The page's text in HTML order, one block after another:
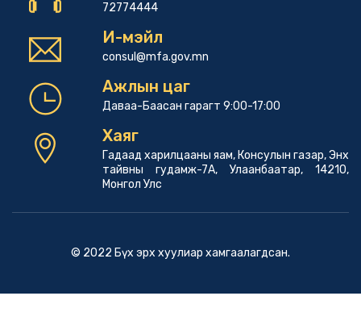
72774444
И-мэйл
consul@mfa.gov.mn
Ажлын цаг
Даваа-Баасан гарагт 9:00-17:00
Хаяг
Гадаад харилцааны яам, Консулын газар, Энх
тайвны гудамж-7А, Улаанбаатар, 14210,
Монгол Улс
© 2022 Бүх эрх хуулиар хамгаалагдсан.